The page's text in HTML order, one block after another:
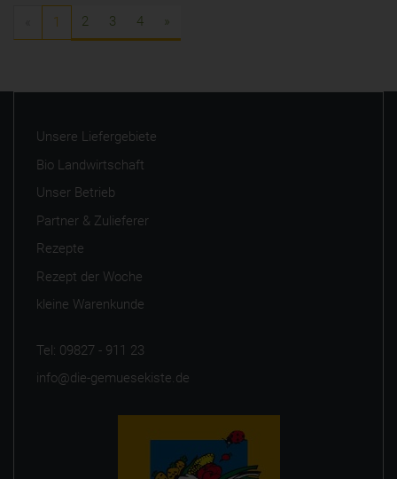
1 2 3 4 »
Unsere Liefergebiete
Bio Landwirtschaft
Unser Betrieb
Partner & Zulieferer
Rezepte
Rezept der Woche
kleine Warenkunde
Tel: 09827 - 911 23
info@die-gemuesekiste.de